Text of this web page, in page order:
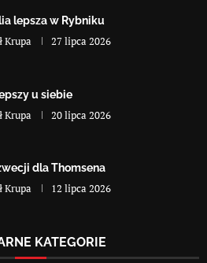
lepsza w Rybniku
Krupa 27 lipca 2026
u siebie
Krupa 20 lipca 2026
dla Thomsena
Krupa 12 lipca 2026
KATEGORIE